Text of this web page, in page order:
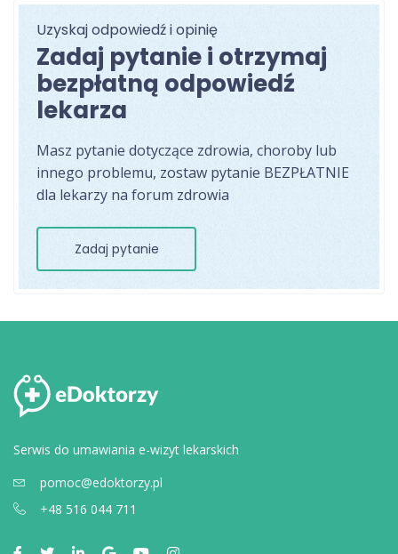
Uzyskaj odpowiedź i opinię
Zadaj pytanie i otrzymaj
bezpłatną odpowiedź
lekarza
Masz pytanie dotyczące zdrowia, choroby lub
innego problemu, zostaw pytanie BEZPŁATNIE
dla lekarzy na forum zdrowia
Zadaj pytanie
Serwis do umawiania e-wizyt lekarskich
pomoc@edoktorzy.pl
+48 516 044 711